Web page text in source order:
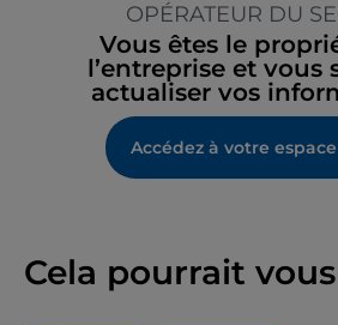
OPÉRATEUR DU
Vous êtes le
l’entreprise et vous
actualiser vos
Accédez à votre
Cela pourrait